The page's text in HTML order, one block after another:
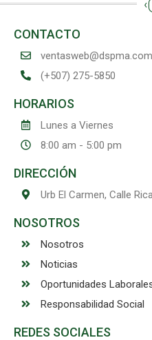
CONTACTO
ventasweb@dspma.com
(+507) 275-5850
HORARIOS
Lunes a Viernes
8:00 am - 5:00 pm
DIRECCIÓN
Urb El Carmen, Calle
NOSOTROS
Nosotros
Noticias
Oportunidades
Responsabilidad Social
REDES SOCIALES